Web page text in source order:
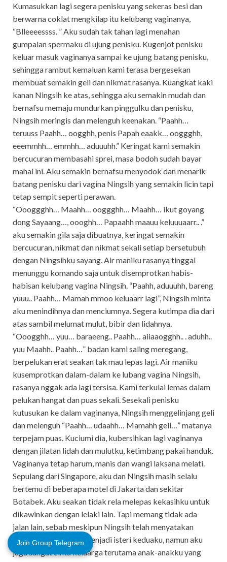
Kumasukkan lagi segera penisku yang sekeras besi dan
berwarna coklat mengkilap itu kelubang vaginanya,
“Blleeeessss. ” Aku sudah tak tahan lagi menahan
gumpalan spermaku di ujung penisku. Kugenjot penisku
keluar masuk vaginanya sampai ke ujung batang penisku,
sehingga rambut kemaluan kami terasa bergesekan
membuat semakin geli dan nikmat rasanya. Kuangkat kaki
kanan Ningsih ke atas, sehingga aku semakin mudah dan
bernafsu memaju mundurkan pinggulku dan penisku,
Ningsih meringis dan melenguh keenakan. “Paahh…
teruuss Paahh… oogghh, penis Papah eaakk… ooggghh,
eeemmhh… emmhh… aduuuhh.” Keringat kami semakin
bercucuran membasahi sprei, masa bodoh sudah bayar
mahal ini. Aku semakin bernafsu menyodok dan menarik
batang penisku dari vagina Ningsih yang semakin licin tapi
tetap sempit seperti perawan.
“Oooggghh… Maahh… ooggghh… Maahh… ikut goyang
dong Sayaang…, oooghh… Papaahh maauu keluuuaarr.. .”
aku semakin gila saja dibuatnya, keringat semakin
bercucuran, nikmat dan nikmat sekali setiap bersetubuh
dengan Ningsihku sayang. Air maniku rasanya tinggal
menunggu komando saja untuk disemprotkan habis-
habisan kelubang vagina Ningsih. “Paahh, aduuuhh, bareng
yuuu.. Paahh… Mamah mmoo keluaarr lagi”, Ningsih minta
aku menindihnya dan menciumnya. Segera kutimpa dia dari
atas sambil melumat mulut, bibir dan lidahnya.
“Ooogghh… yuu… baraeeng.. Paahh… aiiaaogghh.. . aduhh..
yuu Maahh.. Paahh…” badan kami saling meregang,
berpelukan erat seakan tak mau lepas lagi. Air maniku
kusemprotkan dalam-dalam ke lubang vagina Ningsih,
rasanya nggak ada lagi tersisa. Kami terkulai lemas dalam
pelukan hangat dan puas sekali. Sesekali penisku
kutusukan ke dalam vaginanya, Ningsih menggelinjang geli
dan melenguh “Paahh… udaahh… Mamahh geli…” matanya
terpejam puas. Kuciumi dia, kubersihkan lagi vaginanya
dengan jilatan lidah dan mulutku, ketimbang pakai handuk.
Vaginanya tetap harum, manis dan wangi laksana melati.
Sepulang dari Singapore, aku dan Ningsih masih selalu
bertemu di beberapa motel di Jakarta dan sekitar
Botabek. Aku seakan tidak rela melepas kekasihku untuk
dikawinkan dengan lelaki lain. Tapi memang tidak ada
jalan lain, sebab meskipun Ningsih telah menyatakan
keikhlasannya untuk menjadi isteri keduaku, namun aku
juga sangat cinta keluarga terutama anak-anakku yang
Join Group Telegram